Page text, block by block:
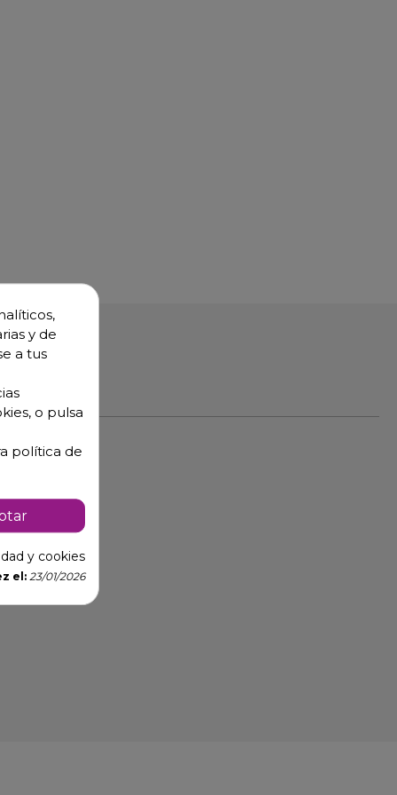
y de
a tus
o pulsa
política de
y cookies
el: 23/01/2026